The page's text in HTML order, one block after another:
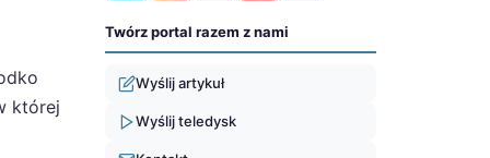
której
Twórz portal razem z nami
Wyślij artykuł
Wyślij teledysk